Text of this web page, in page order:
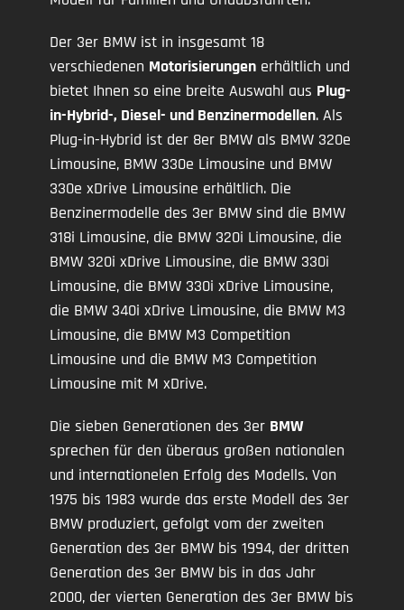
Der 3er BMW ist in insgesamt 18
verschiedenen Motorisierungen erhältlich und
bietet Ihnen so eine breite Auswahl aus Plug-
in-Hybrid-, Diesel- und Benzinermodellen. Als
Plug-in-Hybrid ist der 8er BMW als BMW 320e
Limousine, BMW 330e Limousine und BMW
330e xDrive Limousine erhältlich. Die
Benzinermodelle des 3er BMW sind die BMW
318i Limousine, die BMW 320i Limousine, die
BMW 320i xDrive Limousine, die BMW 330i
Limousine, die BMW 330i xDrive Limousine,
die BMW 340i xDrive Limousine, die BMW M3
Limousine, die BMW M3 Competition
Limousine und die BMW M3 Competition
Limousine mit M xDrive.
Die sieben Generationen des 3er BMW
sprechen für den überaus großen nationalen
und internationelen Erfolg des Modells. Von
1975 bis 1983 wurde das erste Modell des 3er
BMW produziert, gefolgt vom der zweiten
Generation des 3er BMW bis 1994, der dritten
Generation des 3er BMW bis in das Jahr
2000, der vierten Generation des 3er BMW bis